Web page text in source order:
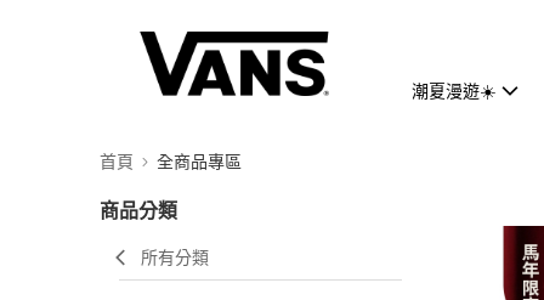
潮夏漫遊☀️
首頁 全商品專區
商品分類
所有分類